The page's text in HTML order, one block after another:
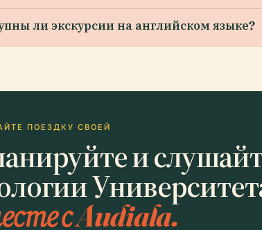
ли экскурсии на английском языке?
ПОЕЗДКУ СВОЕЙ
и
с Audiala.